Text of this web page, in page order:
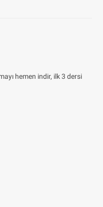
hemen indir, ilk 3 dersi